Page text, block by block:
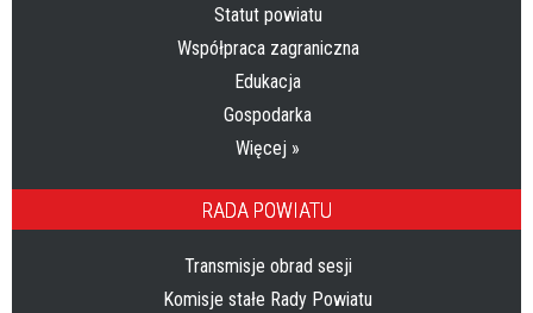
Statut powiatu
Współpraca zagraniczna
Edukacja
Gospodarka
Więcej »
RADA POWIATU
Transmisje obrad sesji
Komisje stałe Rady Powiatu